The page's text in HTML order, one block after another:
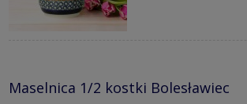
Maselnica 1/2 kostki Bolesławiec